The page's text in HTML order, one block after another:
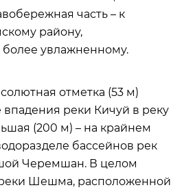
часть – к
району,
увлажненному.
отметка (53 м)
впадения реки Кичуй в реку
(200 м) – на крайнем
бассейнов рек
Черемшан. В целом
Шешма, расположенной